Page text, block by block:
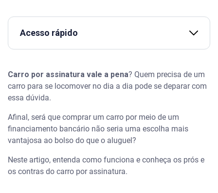
Acesso rápido
O que é um carro por assinatura e como funciona?
Afinal, carro por assinatura vale a pena? Quais as
vantagens e as desvantagens?
Desvantagens do carro por assinatura
Carro por assinatura vale a pena? Quem precisa de um
carro para se locomover no dia a dia pode se deparar com
essa dúvida.
Afinal, será que comprar um carro por meio de um
financiamento bancário não seria uma escolha mais
vantajosa ao bolso do que o aluguel?
Neste artigo, entenda como funciona e conheça os prós e
os contras do carro por assinatura.